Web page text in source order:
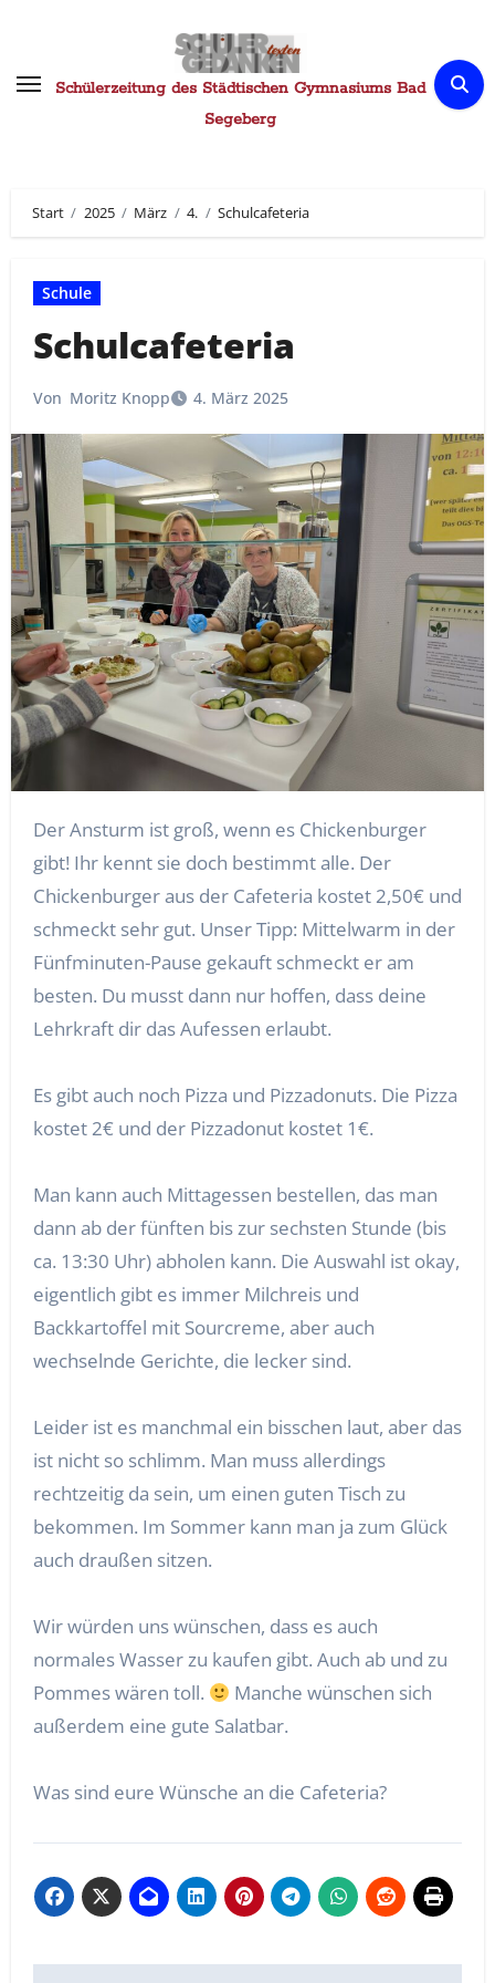
springenSchülerzeitung des Städtischen Gymnasiums Bad
Segeberg
Start 2025 März 4. Schulcafeteria
Schule
Schulcafeteria
Von Moritz Knopp 4. März 2025
Der Ansturm ist groß, wenn es Chickenburger
gibt! Ihr kennt sie doch bestimmt alle. Der
Chickenburger aus der Cafeteria kostet 2,50€ und
schmeckt sehr gut. Unser Tipp: Mittelwarm in der
Fünfminuten-Pause gekauft schmeckt er am
besten. Du musst dann nur hoffen, dass deine
Lehrkraft dir das Aufessen erlaubt.
Es gibt auch noch Pizza und Pizzadonuts. Die Pizza
kostet 2€ und der Pizzadonut kostet 1€.
Man kann auch Mittagessen bestellen, das man
dann ab der fünften bis zur sechsten Stunde (bis
ca. 13:30 Uhr) abholen kann. Die Auswahl ist okay,
eigentlich gibt es immer Milchreis und
Backkartoffel mit Sourcreme, aber auch
wechselnde Gerichte, die lecker sind.
Leider ist es manchmal ein bisschen laut, aber das
ist nicht so schlimm. Man muss allerdings
rechtzeitig da sein, um einen guten Tisch zu
bekommen. Im Sommer kann man ja zum Glück
auch draußen sitzen.
Wir würden uns wünschen, dass es auch
normales Wasser zu kaufen gibt. Auch ab und zu
Pommes wären toll.
Manche wünschen sich
außerdem eine gute Salatbar.
Was sind eure Wünsche an die Cafeteria?